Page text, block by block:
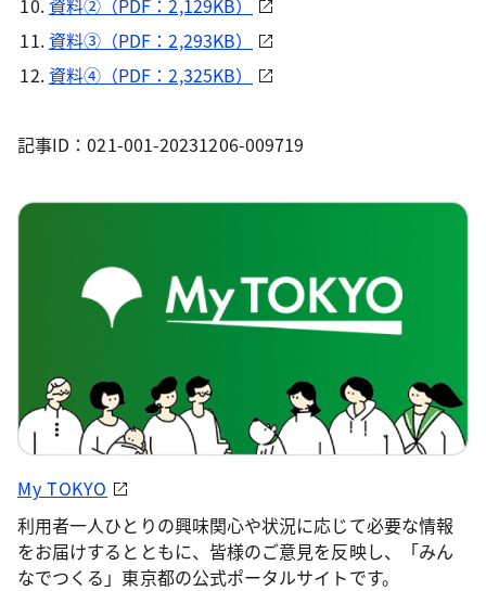
資料②（PDF：2,129KB）
資料③（PDF：2,293KB）
資料④（PDF：2,325KB）
記事ID：021-001-20231206-009719
My TOKYO
利用者一人ひとりの興味関心や状況に応じて必要な情報
をお届けするとともに、皆様のご意見を反映し、「みん
なでつくる」東京都の公式ポータルサイトです。